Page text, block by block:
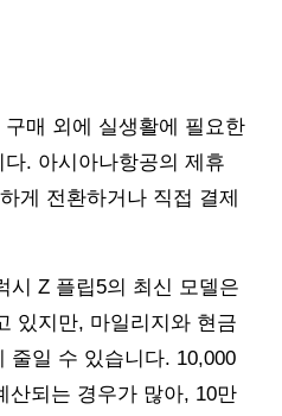
매 외에 실생활에 필요한
. 아시아나항공의 제휴
게 전환하거나 직접 결제
시 Z 플립5의 최신 모델은
있지만, 마일리지와 현금
줄일 수 있습니다. 10,000
산되는 경우가 많아, 10만